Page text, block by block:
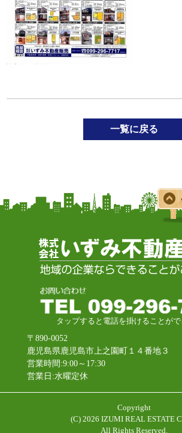
一覧に戻る
タップすると電話を掛けることがで
〒890-0052
鹿児島県鹿児島市上之園町１４番地３
営業時間:9:00～17:30
営業日:水曜定休
Copyright
(C) 2026 IZUMI REAL ESTATE
All Rights Reserved.